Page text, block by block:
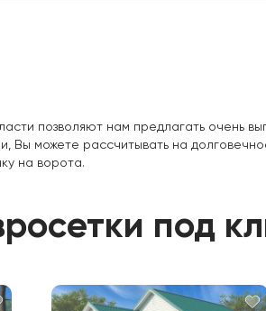
позволяют нам предлагать очень
Вы можете рассчитывать на
на ворота.
под